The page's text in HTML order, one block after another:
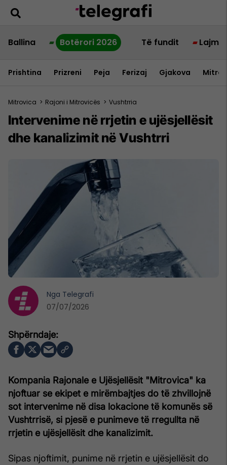
Ballina Botërori 2026 Të fundit Lajme
Prishtina Prizreni Peja Ferizaj Gjakova
Mitrovica > Rajoni i Mitrovicës > Vushtrria
Intervenime në rrjetin e ujësjellësit
dhe kanalizimit në Vushtrri
Kompania Rajonale e Ujësjellësit "Mitrovica" ka
njoftuar se ekipet e mirëmbajtjes do të zhvillojnë
sot intervenime në disa lokacione të komunës së
Vushtrrisë, si pjesë e punimeve të rregullta në
rrjetin e ujësjellësit dhe kanalizimit.
Sipas njoftimit, punime në rrjetin e ujësjellësit do
Nga Telegrafi
07/07/2026